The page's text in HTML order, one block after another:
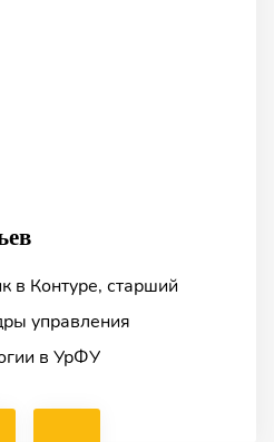
в Контуре, старший
управления
в УрФУ